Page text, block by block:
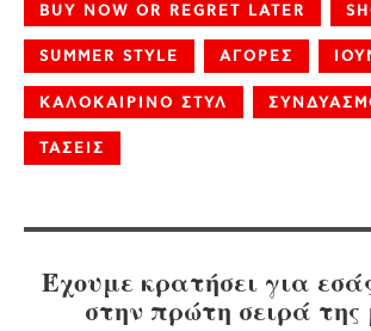
BUY NOW OR REGRET LATER
SUMMER STYLE ΑΓΟΡΕΣ
ΚΑΛΟΚΑΙΡΙΝΟ ΣΤΥΛ
ΤΑΣΕΙΣ
Έχουμε κρατήσει για
στην πρώτη σειρά της